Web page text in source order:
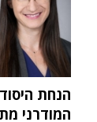
הנחת
המודרני